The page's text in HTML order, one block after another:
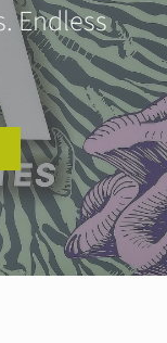
Endless